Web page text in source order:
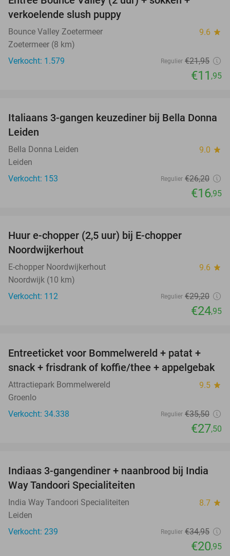
verkoelende slush puppy
Bounce Valley Zoetermeer 9.6 star
Zoetermeer (8 km)
Verkocht: 1.579
Regulier €21,95
€11 ,95
35%
Italiaans 3-gangen keuzediner bij Bella Donna
Leiden
Bella Donna Leiden 9.0 star
Leiden
Verkocht: 153
Regulier €26,20
€16,95
Huur e-chopper (2,5 uur) bij E-chopper
Noordwijkerhout
E-chopper Noordwijkerhout 9.6 star
Noordwijk (10 km)
Verkocht: 112
Regulier €29,20
€24,95
23%
Entreeticket voor Bommelwereld + patat +
snack + frisdrank of koffie/thee + appelgebak
Attractiepark Bommelwereld 9.5 star
Groenlo
Verkocht: 34.338
Regulier €35,50
€27,50
40%
Indiaas 3-gangendiner + naanbrood bij India
Way Tandoori Specialiteiten
India Way Tandoori Specialiteiten 8.7 star
Leiden
Verkocht: 239
Regulier €34,95
€20,95